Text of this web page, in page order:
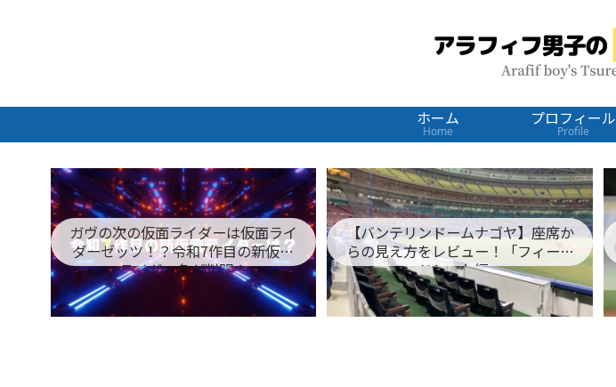
ホーム
Home
プロフィール
Profile
ガヴの次の仮面ライダーは仮面ライ
ダーゼッツ！？令和7作目の新仮面
ライダー名が判明！
【バンテリンドームナゴヤ】座席か
らの見え方をレビュー！「フィール
ドシート編」